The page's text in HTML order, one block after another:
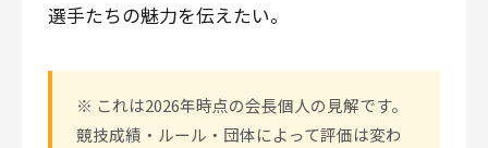
選手たちの魅力を伝えたい。
※ これは2026年時点の会長個人の見解です。
競技成績・ルール・団体によって評価は変わ